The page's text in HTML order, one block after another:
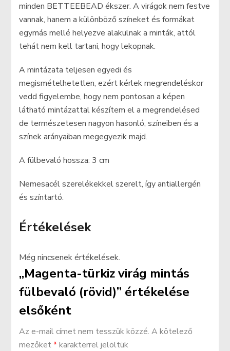
minden BETTEEBEAD ékszer. A virágok nem festve
vannak, hanem a különböző színeket és formákat
egymás mellé helyezve alakulnak a minták, attól
tehát nem kell tartani, hogy lekopnak.
A mintázata teljesen egyedi és
megismételhetetlen, ezért kérlek megrendeléskor
vedd figyelembe, hogy nem pontosan a képen
látható mintázattal készítem el a megrendelésed
de természetesen nagyon hasonló, színeiben és a
színek arányaiban megegyezik majd.
A fülbevaló hossza: 3 cm
Nemesacél szerelékekkel szerelt, így antiallergén
és színtartó.
Értékelések
Még nincsenek értékelések.
„Magenta-türkiz virág mintás
fülbevaló (rövid)” értékelése
elsőként
Az e-mail címet nem tesszük közzé. A kötelező
mezőket*karakterrel jelöltük